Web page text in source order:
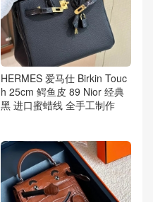
HERMES 爱马仕 Birkin Touc
h 25cm 鳄鱼皮 89 Nior 经典
黑 进口蜜蜡线 全手工制作